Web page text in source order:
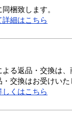
梱致します。
細はこちら
よる返品・交換は
交換はお受けいた
くはこちら